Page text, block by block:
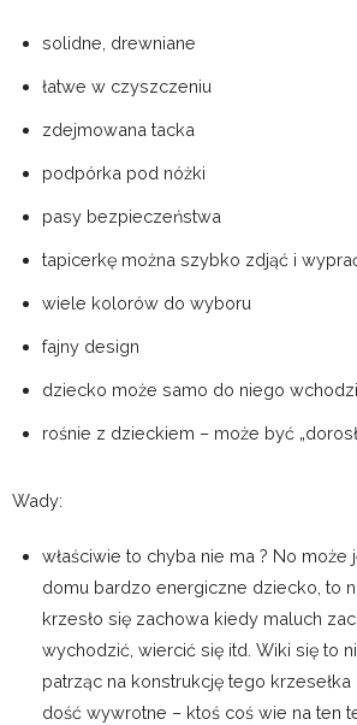
solidne, drewniane
łatwe w czyszczeniu
zdejmowana tacka
podpórka pod nóżki
pasy bezpieczeństwa
tapicerkę można szybko zdjąć i
wiele kolorów do wyboru
fajny design
dziecko może samo do niego
rośnie z dzieckiem – może być
Wady:
właściwie to chyba nie ma ? No może
domu bardzo energiczne dziecko, to
krzesło się zachowa kiedy maluch
wychodzić, wiercić się itd. Wiki się to
patrząc na konstrukcję tego
dość wywrotne – ktoś coś wie na ten